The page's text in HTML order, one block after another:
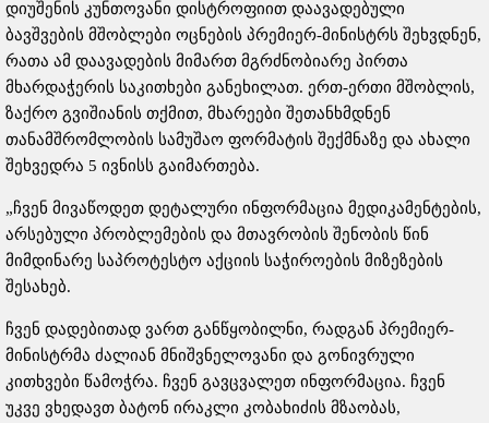
დიუშენის კუნთოვანი დისტროფიით დაავადებული
ბავშვების მშობლები ოცნების პრემიერ-მინისტრს შეხვდნენ,
რათა ამ დაავადების მიმართ მგრძნობიარე პირთა
მხარდაჭერის საკითხები განეხილათ. ერთ-ერთი მშობლის,
ზაქრო გვიშიანის თქმით, მხარეები შეთანხმდნენ
თანამშრომლობის სამუშაო ფორმატის შექმნაზე და ახალი
შეხვედრა 5 ივნისს გაიმართება.
„ჩვენ მივაწოდეთ დეტალური ინფორმაცია მედიკამენტების,
არსებული პრობლემების და მთავრობის შენობის წინ
მიმდინარე საპროტესტო აქციის საჭიროების მიზეზების
შესახებ.
ჩვენ დადებითად ვართ განწყობილნი, რადგან პრემიერ-
მინისტრმა ძალიან მნიშვნელოვანი და გონივრული
კითხვები წამოჭრა. ჩვენ გავცვალეთ ინფორმაცია. ჩვენ
უკვე ვხედავთ ბატონ ირაკლი კობახიძის მზაობას,